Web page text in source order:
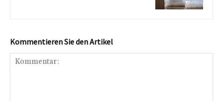
Kommentieren Sie den Artikel